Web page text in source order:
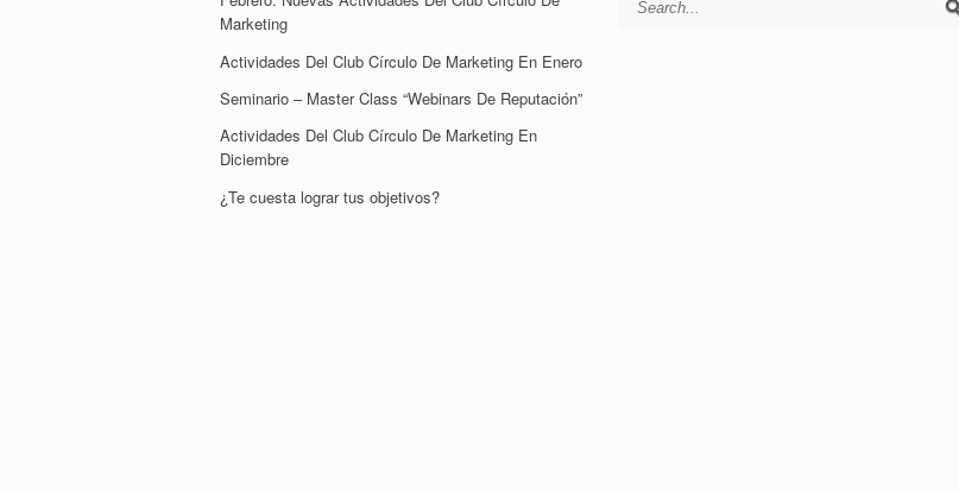
Marketing
Actividades Del Club Círculo De Marketing En Enero
Seminario – Master Class “Webinars De Reputación”
Actividades Del Club Círculo De Marketing En
Diciembre
¿Te cuesta lograr tus objetivos?